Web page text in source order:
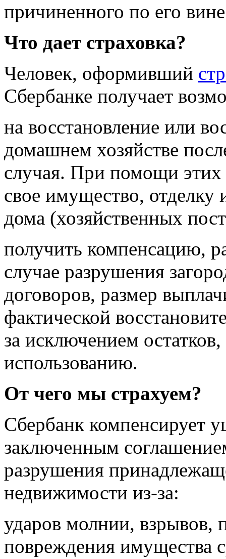
причиненного по его
Что дает страховка?
Человек, оформивший
Сбербанке получает
на восстановление или
домашнем хозяйстве
случая. При помощи этих
свое имущество, отделку
дома (хозяйственных
получить компенсацию,
случае разрушения
договоров, размер
фактической
за исключением
использованию.
От чего мы страхуем?
Сбербанк компенсирует
заключенным
разрушения
недвижимости из-за:
ударов молнии, взрывов,
повреждения имущества